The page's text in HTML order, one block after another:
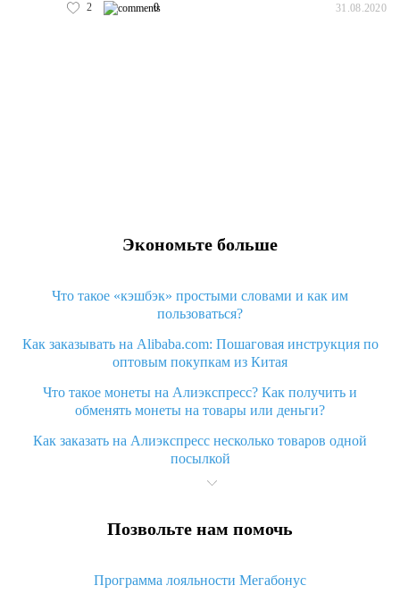
2 0 31.08.2020
Экономьте больше
Что такое «кэшбэк» простыми словами и как им
пользоваться?
Как заказывать на Alibaba.com: Пошаговая инструкция по
оптовым покупкам из Китая
Что такое монеты на Алиэкспресс? Как получить и
обменять монеты на товары или деньги?
Как заказать на Алиэкспресс несколько товаров одной
посылкой
Что значит статус «Заказ закрыт» на Алиэкспресс и что
Что делать, если Алиэкспресс просит ввести паспортные
Как узнать, куда пришла посылка с Алиэкспресс
Позвольте нам помочь
Программа лояльности Мегабонус